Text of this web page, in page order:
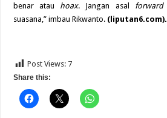
benar atau hoax. Jangan asal forward
suasana,” imbau Rikwanto. (liputan6.com).
Post Views: 7
Share this: